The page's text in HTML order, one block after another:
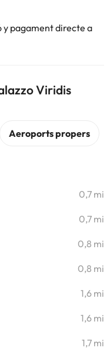
y pagament directe a
Viridis
0,7 mi
0,7 mi
0,8 mi
0,8 mi
1,6 mi
1,6 mi
1,7 mi